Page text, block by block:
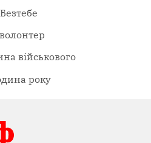
військового
року